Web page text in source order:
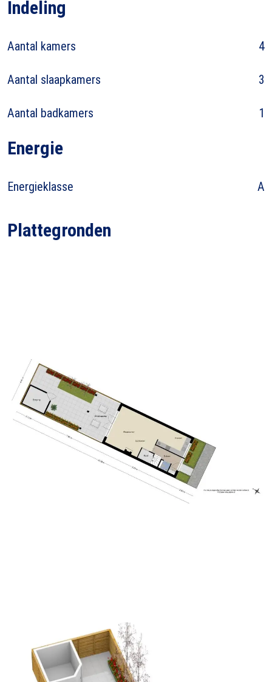
Indeling
Aantal kamers 4
Aantal slaapkamers 3
Aantal badkamers 1
Energie
Energieklasse A
Plattegronden